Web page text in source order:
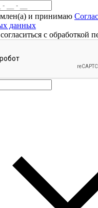
и принимаю
данных
с обработкой